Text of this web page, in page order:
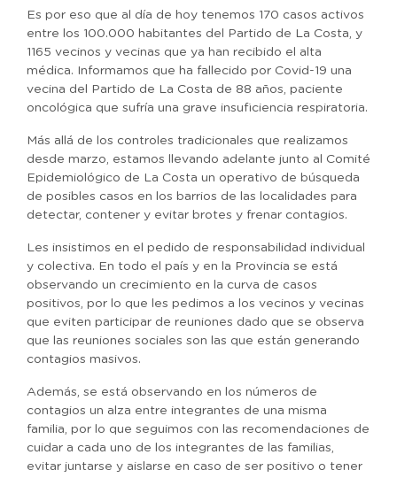
Es por eso que al día de hoy tenemos 170 casos activos
entre los 100.000 habitantes del Partido de La Costa, y
1165 vecinos y vecinas que ya han recibido el alta
médica. Informamos que ha fallecido por Covid-19 una
vecina del Partido de La Costa de 88 años, paciente
oncológica que sufría una grave insuficiencia respiratoria.
Más allá de los controles tradicionales que realizamos
desde marzo, estamos llevando adelante junto al Comité
Epidemiológico de La Costa un operativo de búsqueda
de posibles casos en los barrios de las localidades para
detectar, contener y evitar brotes y frenar contagios.
Les insistimos en el pedido de responsabilidad individual
y colectiva. En todo el país y en la Provincia se está
observando un crecimiento en la curva de casos
positivos, por lo que les pedimos a los vecinos y vecinas
que eviten participar de reuniones dado que se observa
que las reuniones sociales son las que están generando
contagios masivos.
Además, se está observando en los números de
contagios un alza entre integrantes de una misma
familia, por lo que seguimos con las recomendaciones de
cuidar a cada uno de los integrantes de las familias,
evitar juntarse y aislarse en caso de ser positivo o tener